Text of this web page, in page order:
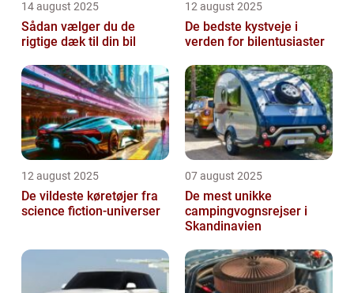
14 august 2025
Sådan vælger du de
rigtige dæk til din bil
12 august 2025
De bedste kystveje i
verden for bilentusiaster
12 august 2025
De vildeste køretøjer fra
science fiction-universer
07 august 2025
De mest unikke
campingvognsrejser i
Skandinavien